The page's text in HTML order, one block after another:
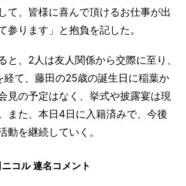
て、皆様に喜んで頂けるお仕事が出
参ります」と抱負を記した。
と、2人は友人関係から交際に至り、
経て、藤田の25歳の誕生日に稲葉か
見の予定はなく、挙式や披露宴は現
また、本日4日に入籍済みで、今後
動を継続していく。
コル 連名コメント